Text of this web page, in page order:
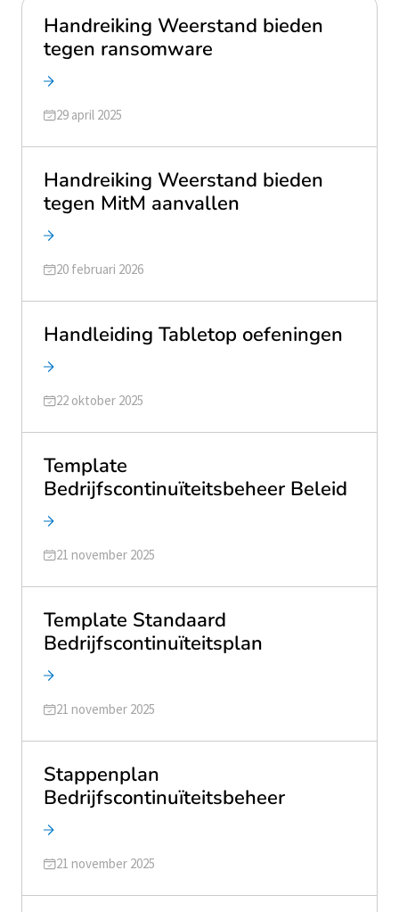
Handreiking Weerstand bieden
tegen ransomware
Geüpdatet op
29 april 2025
Handreiking Weerstand bieden
tegen MitM aanvallen
Geüpdatet op
20 februari 2026
Handleiding Tabletop oefeningen
Geüpdatet op
22 oktober 2025
Template
Bedrijfscontinuïteitsbeheer Beleid
Geüpdatet op
21 november 2025
Template Standaard
Bedrijfscontinuïteitsplan
Geüpdatet op
21 november 2025
Stappenplan
Bedrijfscontinuïteitsbeheer
Geüpdatet op
21 november 2025